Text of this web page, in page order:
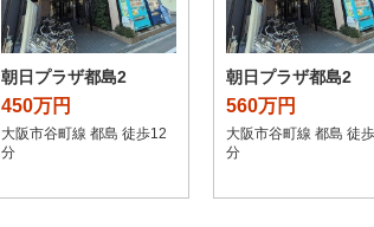
朝日プラザ都島2
450万円
大阪市谷町線 都島 徒歩12
分
朝日プラザ都島2
560万円
大阪市谷町線 都島 徒
分